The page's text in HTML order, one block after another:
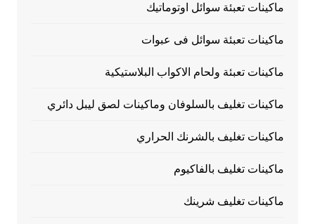
ماكينات تعبئة سوائل اوتوماتيك
ماكينات تعبئة سوائل فى عبوات
ماكينات تعبئة ولحام الاكواب البلاستيكية
ماكينات تغليف بالسلوفان وماكينات لصق ليبل دائري
ماكينات تغليف بالشرنك الحراري
ماكينات تغليف بالفاكيوم
ماكينات تغليف شرينك